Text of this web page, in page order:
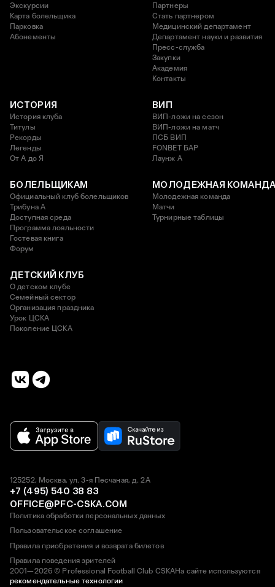
Экскурсии
Карта болельщика
Парковка
Абонементы
Партнеры
Стать партнером
Медицинский департамент
Департамент науки и развития
Пресс-служба
Закупки
Академия
Контакты
ИСТОРИЯ
История клуба
Титулы
Рекорды
Легенды
От А до Я
ВИП
ВИП-ложи на сезон
ВИП-ложи на матч
ПСБ ВИП
FONBET БАР
Лаунж A
БОЛЕЛЬЩИКАМ
Официальный клуб болельщиков
Трибуна А
Доступная среда
Программа лояльности
Гостевая книга
Форум
МОЛОДЕЖНАЯ
Молодежная команда
Матчи
Турнирные таблицы
ДЕТСКИЙ КЛУБ
О детском клубе
Семейный сектор
Организация праздника
Урок ЦСКА
Поколение ЦСКА
2001—2026 © Professional Football Club CSKAНа сайте используются
рекомендательные технологии
125252, Москва, ул. 3-я Песчаная, д. 2А
+7 (495) 540 38 83
OFFICE@PFC-CSKA.COM
Политика обработки персональных данных
Пользовательское соглашение
Правила приобретения и возврата билетов
Правила поведения зрителей